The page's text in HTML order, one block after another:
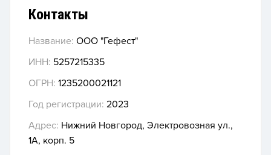
Контакты
Название: ООО "Гефест"
ИНН: 5257215335
ОГРН: 1235200021121
Год регистрации: 2023
Адрес: Нижний Новгород, Электровозная ул.,
1А, корп. 5